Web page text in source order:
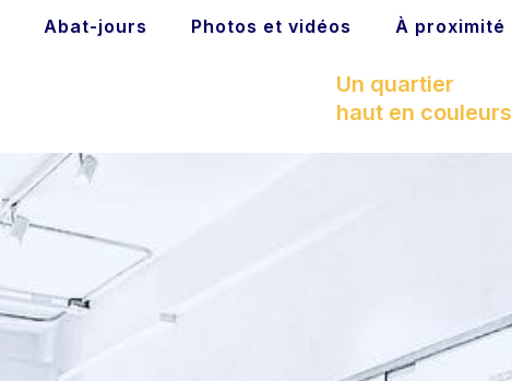
Abat-jours Photos et vidéos À proximité
Un quartier
haut en couleurs